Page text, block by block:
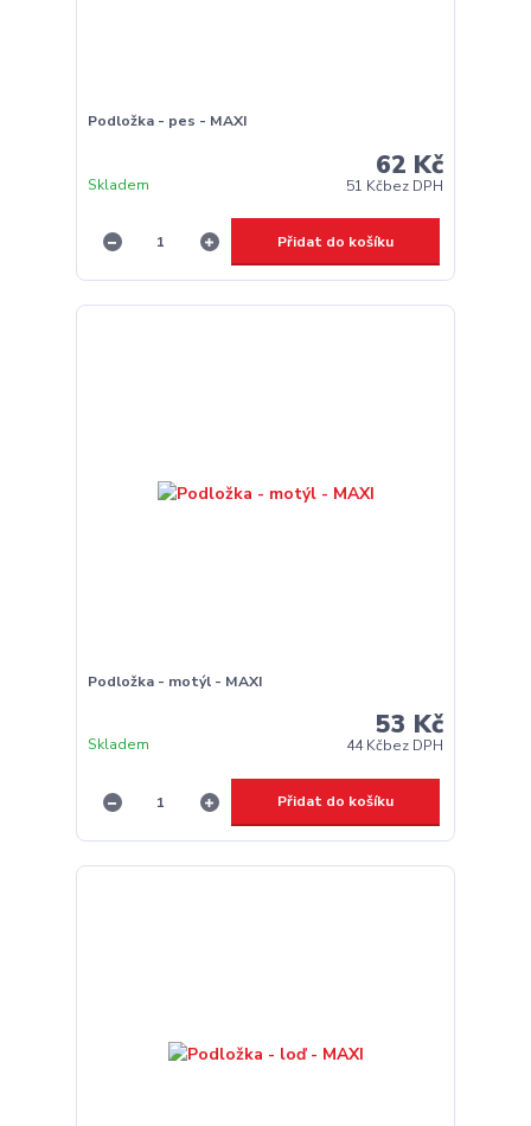
Podložka - pes - MAXI
62 Kč
51 Kčbez DPH
Skladem
Přidat do košíku
Podložka - motýl - MAXI
53 Kč
44 Kčbez DPH
Skladem
Přidat do košíku